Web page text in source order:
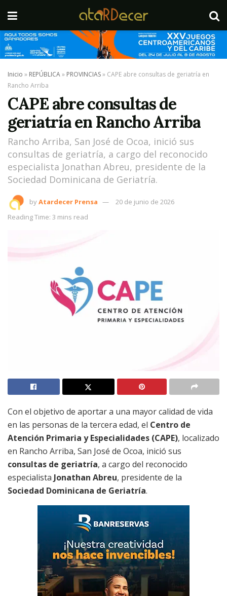
Inicio » REPÚBLICA» PROVINCIAS» CAPE abre consultas de geriatría en
Rancho Arriba
CAPE abre consultas de
geriatría en Rancho Arriba
Rancho Arriba, San José de Ocoa, inició sus
consultas de geriatría, a cargo del reconocido
especialista Jonathan Abreu, presidente de la
Sociedad Dominicana de Geriatría.
byAtardecer Prensa
20 de junio de 2026
Reading Time: 3 mins read
Con el objetivo de aportar a una mayor calidad de vida
en las personas de la tercera edad, el Centro de
Atención Primaria y Especialidades (CAPE), localizado
en Rancho Arriba, San José de Ocoa, inició sus
consultas de geriatría, a cargo del reconocido
especialista Jonathan Abreu, presidente de la
Sociedad Dominicana de Geriatría.